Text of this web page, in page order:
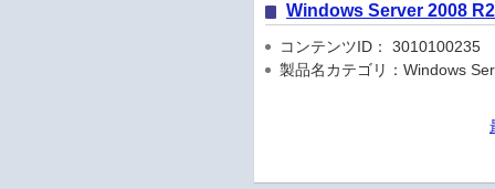
Windows Server 2008
コンテンツID： 3010100235
製品名カテゴリ：Windows